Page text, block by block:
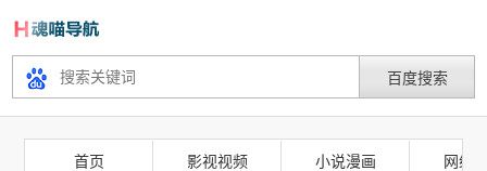
首页 影视视频 小说漫画 网络